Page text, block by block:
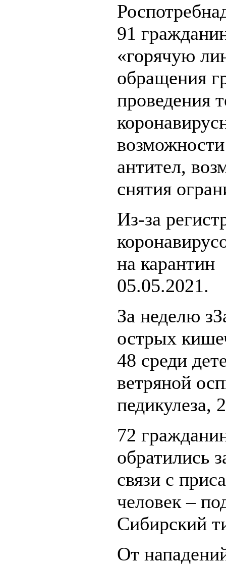
91
«горячую
обращения
проведения
антител,
снятия
Из-за
на
05.05.2021.
За неделю
острых
48 среди
ветряной
педикулеза,
72
обратились
связи с
человек –
Сибирский
От